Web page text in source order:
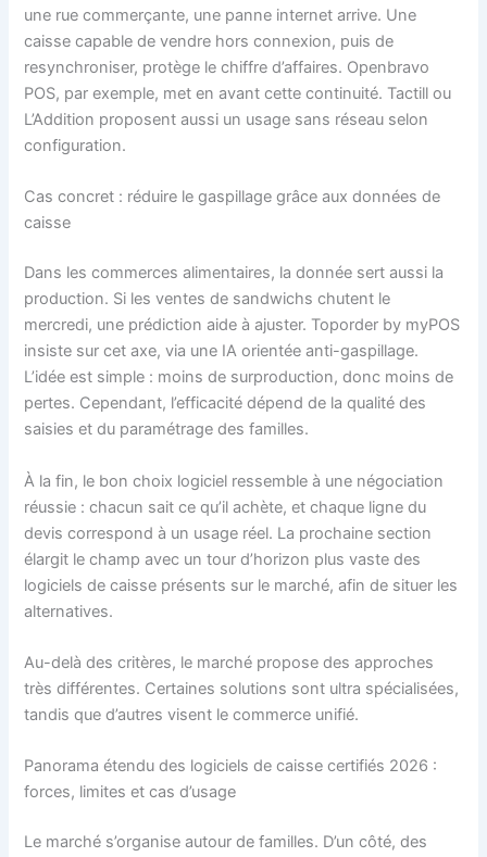
une rue commerçante, une panne internet arrive. Une
caisse capable de vendre hors connexion, puis de
resynchroniser, protège le chiffre d’affaires. Openbravo
POS, par exemple, met en avant cette continuité. Tactill ou
L’Addition proposent aussi un usage sans réseau selon
configuration.
Cas concret : réduire le gaspillage grâce aux données de
caisse
Dans les commerces alimentaires, la donnée sert aussi la
production. Si les ventes de sandwichs chutent le
mercredi, une prédiction aide à ajuster. Toporder by myPOS
insiste sur cet axe, via une IA orientée anti-gaspillage.
L’idée est simple : moins de surproduction, donc moins de
pertes. Cependant, l’efficacité dépend de la qualité des
saisies et du paramétrage des familles.
À la fin, le bon choix logiciel ressemble à une négociation
réussie : chacun sait ce qu’il achète, et chaque ligne du
devis correspond à un usage réel. La prochaine section
élargit le champ avec un tour d’horizon plus vaste des
logiciels de caisse présents sur le marché, afin de situer les
alternatives.
Au-delà des critères, le marché propose des approches
très différentes. Certaines solutions sont ultra spécialisées,
tandis que d’autres visent le commerce unifié.
Panorama étendu des logiciels de caisse certifiés 2026 :
forces, limites et cas d’usage
Le marché s’organise autour de familles. D’un côté, des